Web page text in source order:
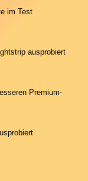
im Test
ausprobiert
Premium-